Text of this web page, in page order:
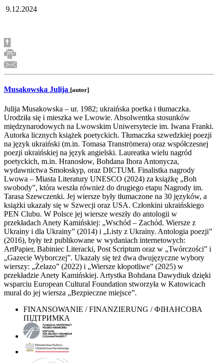
9.12.2024
Musakowska Julija [autor]
Julija Musakowska – ur. 1982; ukraińska poetka i tłumaczka.
Urodziła się i mieszka we Lwowie. Absolwentka stosunków
międzynarodowych na Lwowskim Uniwersytecie im. Iwana Franki.
Autorka licznych książek poetyckich. Tłumaczka szwedzkiej poezji
na język ukraiński (m.in. Tomasa Tranströmera) oraz współczesnej
poezji ukraińskiej na język angielski. Laureatka wielu nagród
poetyckich, m.in. Hranosłow, Bohdana Ihora Antonycza,
wydawnictwa Smołoskyp, oraz DICTUM. Finalistka nagrody
Lwowa – Miasta Literatury UNESCO (2024) za książkę „Boh
swobody”, która weszła również do drugiego etapu Nagrody im.
Tarasa Szewczenki. Jej wiersze były tłumaczone na 30 języków, a
książki ukazały się w Szwecji oraz USA. Członkini ukraińskiego
PEN Clubu. W Polsce jej wiersze weszły do antologii w
przekładach Anety Kamińskiej: „Wschód – Zachód. Wiersze z
Ukrainy i dla Ukrainy” (2014) i „Listy z Ukrainy. Antologia poezji”
(2016), były też publikowane w wydaniach internetowych:
ArtPapier, Babiniec Literacki, Post Scriptum oraz w „Twórczości” i
„Gazecie Wyborczej”. Ukazały się też dwa dwujęzyczne wybory
wierszy: „Żelazo” (2022) i „Wiersze kłopotliwe” (2025) w
przekładzie Anety Kamińskiej. Artystka Bohdana Dawydiuk dzięki
wsparciu European Cultural Foundation stworzyła w Katowicach
mural do jej wiersza „Bezpieczne miejsce”.
FINANSOWANIE / FINANZIERUNG / ФІНАНСОВА
ПІДТРИМКА